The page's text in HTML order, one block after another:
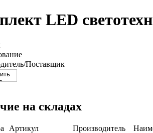
LED
Поставщик
на складах
Артикул Производитель